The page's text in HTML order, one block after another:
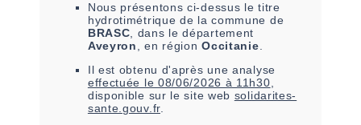
Nous présentons ci-dessus le titre
hydrotimétrique de la commune de
BRASC , dans le département
Aveyron
, en régionOccitanie
Il est obtenu d'après une analyse
effectuée le 08/06/2026 à 11h30
disponible sur le site web solidarites-
sante.gouv.fr.